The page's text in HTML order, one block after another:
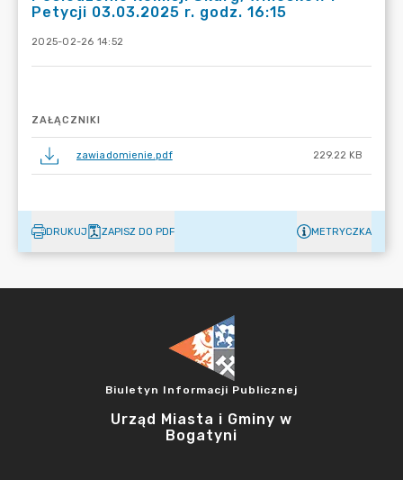
Petycji 03.03.2025 r. godz. 16:15
2025-02-26 14:52
ZAŁĄCZNIKI
zawiadomienie.pdf 229.22 KB
DRUKUJ ZAPISZ DO PDF METRYCZKA
Biuletyn Informacji Publicznej
Urząd Miasta i Gminy w
Bogatyni